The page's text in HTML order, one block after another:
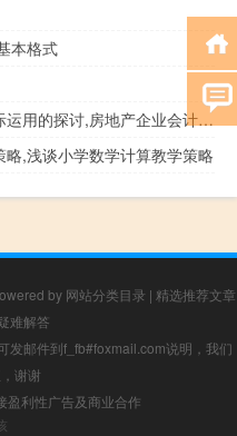
本格式
房地产企业增值税会计处理的实际运用的探讨,房地产企业会计与税务处理大全
,浅谈小学数学计算教学策略
by 网站分类目录 | 精选推荐文章
难解答
发邮件到f_fb#foxmail.com说明，我们
谢谢
盈利性广告及商业合作